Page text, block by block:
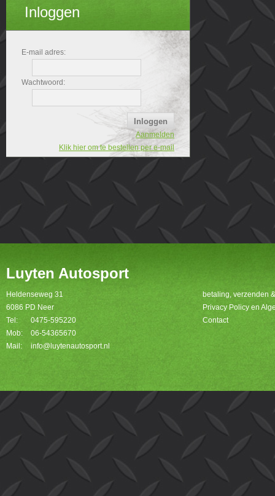
Inloggen
E-mail adres:
Wachtwoord:
Aanmelden
Klik hier om te bestellen per e-mail
Luyten Autosport
Heldenseweg 31
6086 PD Neer
Tel:
0475-595220
Mob:
06-54365670
Mail:
info@luytenautosport.nl
betaling, verzenden
Privacy Policy en
Contact